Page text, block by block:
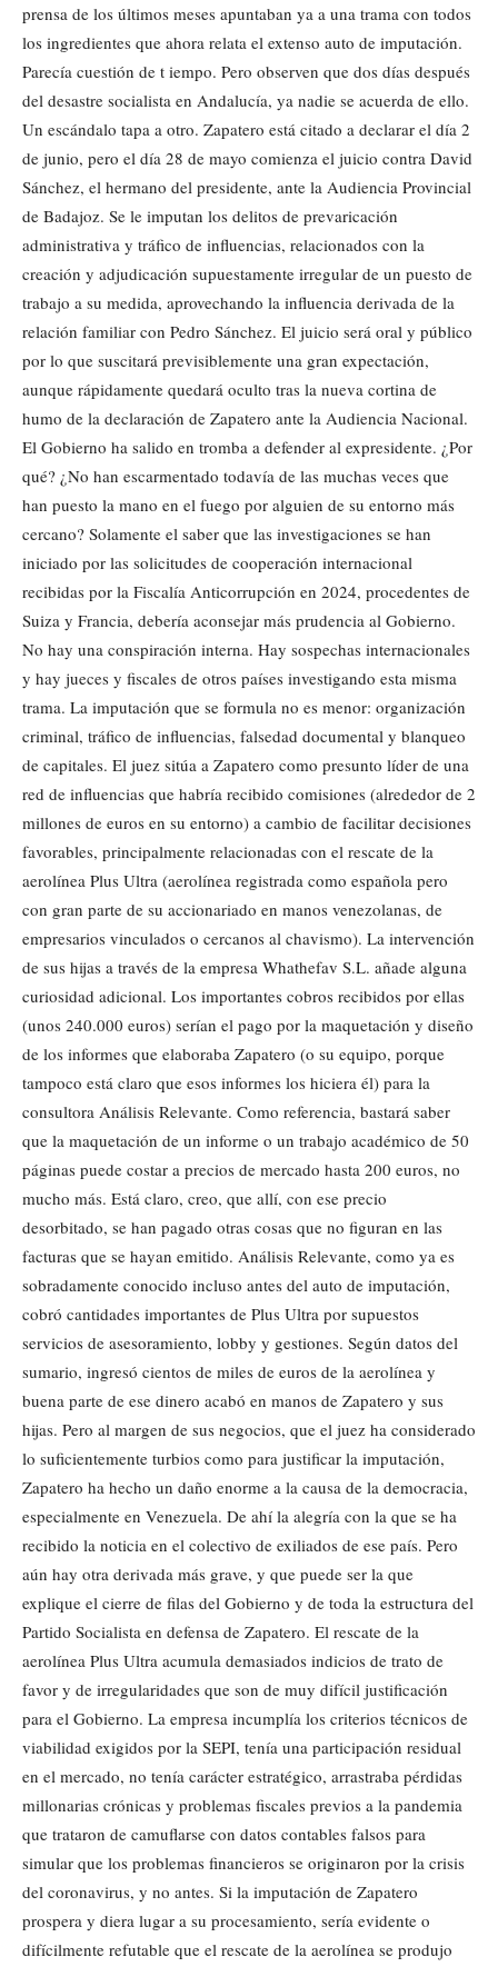
prensa de los últimos meses apuntaban ya a una trama con todos
los ingredientes que ahora relata el extenso auto de imputación.
Parecía cuestión de t iempo. Pero observen que dos días después
del desastre socialista en Andalucía, ya nadie se acuerda de ello.
Un escándalo tapa a otro. Zapatero está citado a declarar el día 2
de junio, pero el día 28 de mayo comienza el juicio contra David
Sánchez, el hermano del presidente, ante la Audiencia Provincial
de Badajoz. Se le imputan los delitos de prevaricación
administrativa y tráfico de influencias, relacionados con la
creación y adjudicación supuestamente irregular de un puesto de
trabajo a su medida, aprovechando la influencia derivada de la
relación familiar con Pedro Sánchez. El juicio será oral y público
por lo que suscitará previsiblemente una gran expectación,
aunque rápidamente quedará oculto tras la nueva cortina de
humo de la declaración de Zapatero ante la Audiencia Nacional.
El Gobierno ha salido en tromba a defender al expresidente. ¿Por
qué? ¿No han escarmentado todavía de las muchas veces que
han puesto la mano en el fuego por alguien de su entorno más
cercano? Solamente el saber que las investigaciones se han
iniciado por las solicitudes de cooperación internacional
recibidas por la Fiscalía Anticorrupción en 2024, procedentes de
Suiza y Francia, debería aconsejar más prudencia al Gobierno.
No hay una conspiración interna. Hay sospechas internacionales
y hay jueces y fiscales de otros países investigando esta misma
trama. La imputación que se formula no es menor: organización
criminal, tráfico de influencias, falsedad documental y blanqueo
de capitales. El juez sitúa a Zapatero como presunto líder de una
red de influencias que habría recibido comisiones (alrededor de 2
millones de euros en su entorno) a cambio de facilitar decisiones
favorables, principalmente relacionadas con el rescate de la
aerolínea Plus Ultra (aerolínea registrada como española pero
con gran parte de su accionariado en manos venezolanas, de
empresarios vinculados o cercanos al chavismo). La intervención
de sus hijas a través de la empresa Whathefav S.L. añade alguna
curiosidad adicional. Los importantes cobros recibidos por ellas
(unos 240.000 euros) serían el pago por la maquetación y diseño
de los informes que elaboraba Zapatero (o su equipo, porque
tampoco está claro que esos informes los hiciera él) para la
consultora Análisis Relevante. Como referencia, bastará saber
que la maquetación de un informe o un trabajo académico de 50
páginas puede costar a precios de mercado hasta 200 euros, no
mucho más. Está claro, creo, que allí, con ese precio
desorbitado, se han pagado otras cosas que no figuran en las
facturas que se hayan emitido. Análisis Relevante, como ya es
sobradamente conocido incluso antes del auto de imputación,
cobró cantidades importantes de Plus Ultra por supuestos
servicios de asesoramiento, lobby y gestiones. Según datos del
sumario, ingresó cientos de miles de euros de la aerolínea y
buena parte de ese dinero acabó en manos de Zapatero y sus
hijas. Pero al margen de sus negocios, que el juez ha considerado
lo suficientemente turbios como para justificar la imputación,
Zapatero ha hecho un daño enorme a la causa de la democracia,
especialmente en Venezuela. De ahí la alegría con la que se ha
recibido la noticia en el colectivo de exiliados de ese país. Pero
aún hay otra derivada más grave, y que puede ser la que
explique el cierre de filas del Gobierno y de toda la estructura del
Partido Socialista en defensa de Zapatero. El rescate de la
aerolínea Plus Ultra acumula demasiados indicios de trato de
favor y de irregularidades que son de muy difícil justificación
para el Gobierno. La empresa incumplía los criterios técnicos de
viabilidad exigidos por la SEPI, tenía una participación residual
en el mercado, no tenía carácter estratégico, arrastraba pérdidas
millonarias crónicas y problemas fiscales previos a la pandemia
que trataron de camuflarse con datos contables falsos para
simular que los problemas financieros se originaron por la crisis
del coronavirus, y no antes. Si la imputación de Zapatero
prospera y diera lugar a su procesamiento, sería evidente o
difícilmente refutable que el rescate de la aerolínea se produjo